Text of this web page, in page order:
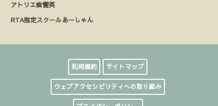
アトリエ紫雲英
RTA指定スクールあーしゃん
利用規約 サイトマップ
ウェブアクセシビリティへの取り組み